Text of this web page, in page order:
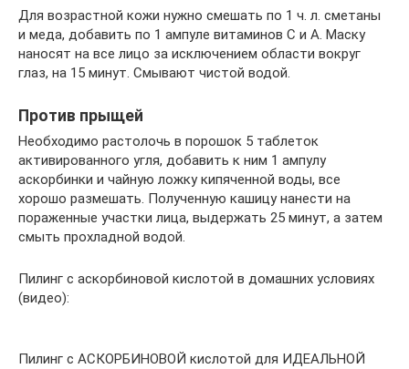
Для возрастной кожи нужно смешать по 1 ч. л. сметаны
и меда, добавить по 1 ампуле витаминов С и А. Маску
наносят на все лицо за исключением области вокруг
глаз, на 15 минут. Смывают чистой водой.
Против прыщей
Необходимо растолочь в порошок 5 таблеток
активированного угля, добавить к ним 1 ампулу
аскорбинки и чайную ложку кипяченной воды, все
хорошо размешать. Полученную кашицу нанести на
пораженные участки лица, выдержать 25 минут, а затем
смыть прохладной водой.
Пилинг с аскорбиновой кислотой в домашних условиях
(видео):
Пилинг с АСКОРБИНОВОЙ кислотой для ИДЕАЛЬНОЙ